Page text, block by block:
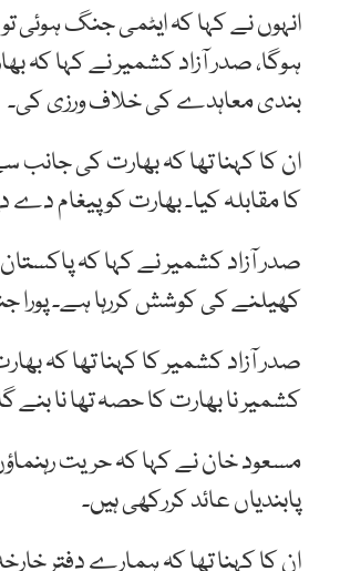
انہوں نے کہا کہ ایٹمی جنگ ہوئی
ہوگا، صدر آزاد کشمیر نے کہا کہ
بندی معاہدے کی خلاف ورزی کی۔
ان کا کہنا تھا کہ بھارت کی
کا مقابلہ کیا۔ بھارت کو پیغام
صدر آزاد کشمیر نے کہا کہ
کھیلنے کی کوشش کررہا ہے۔ پورا
صدر آزاد کشمیر کا کہنا تھا کہ
کشمیر نا بھارت کا حصہ تھا نا بنے
مسعود خان نے کہا کہ حریت
پابندیاں عائد کررکھی ہیں۔